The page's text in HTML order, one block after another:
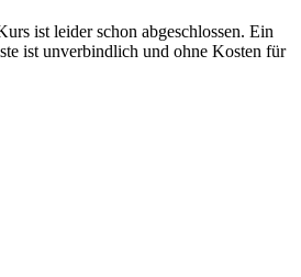
ist leider schon abgeschlossen. Ein
ist unverbindlich und ohne Kosten für